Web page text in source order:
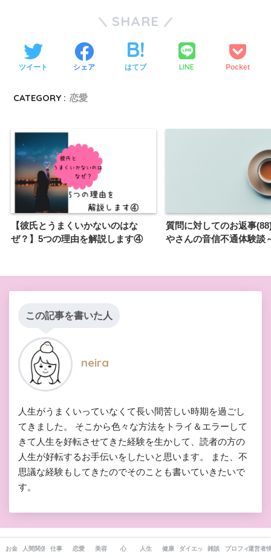
SHARE
ツイート シェア はてブ LINE Pocket
CATEGORY : 恋愛
【彼氏とうまくいかないのはな
ぜ？】5つの理由を解説します④
質問に対してのお返事
やさんの音信不通体験談
この記事を書いた人
neira
人生がうまくいっていなくて長い間苦しい時期を過ごし
てきました。 そこから色々な方法をトライ＆エラーして
きて人生を好転させてきた経験を生かして、読者の方の
人生が好転するお手伝いをしたいと思います。 また、不
思議な経験もしてきたのでそのことも書いていきたいで
す。
お金 人間関係 仕事 恋愛 美容 心 人生 健康 ダイエット雑談 プロフィール
運営者